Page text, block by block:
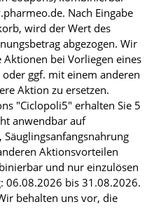
Nach Eingabe
wird der Wert des
abgezogen. Wir
bei Vorliegen eines
ggf. mit einem anderen
Aktion zu ersetzen.
"Ciclopoli5" erhalten Sie 5
anwendbar auf
Aktionsvorteilen
und nur einzulösen
06.08.2026 bis 31.08.2026.
behalten uns vor, die